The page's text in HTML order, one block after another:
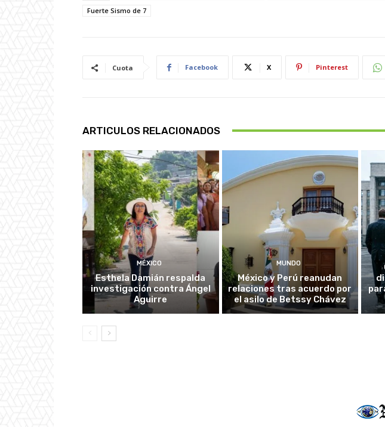
Fuerte Sismo de 7
Cuota Facebook X Pinterest
ARTICULOS RELACIONADOS
MÉXICO
Esthela Damián respalda
investigación contra Ángel
Aguirre
MUNDO
México y Perú reanudan
relaciones tras acuerdo por
el asilo de Betssy Chávez